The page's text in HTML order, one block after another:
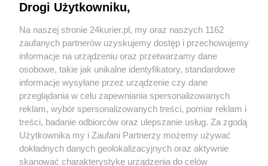
Muzyczny monodram w Książnicy Pomorskiej
Internet dla początkujących w Książnicy
Pomorskiej
POGODA
22℃
Zobacz prognozę na 3 dni
Drogi Użytkowniku,
Na naszej stronie 24kurier.pl, my oraz naszych 1162
zaufanych partnerów uzyskujemy dostęp i przechowujemy
informacje na urządzeniu oraz przetwarzamy dane
osobowe, takie jak unikalne identyfikatory, standardowe
informacje wysyłane przez urządzenie czy dane
przeglądania w celu zapewniania spersonalizowanych
reklam, wybór spersonalizowanych treści, pomiar reklam i
treści, badanie odbiorców oraz ulepszanie usług. Za zgodą
Użytkownika my i Zaufani Partnerzy możemy używać
dokładnych danych geolokalizacyjnych oraz aktywnie
skanować charakterystykę urządzenia do celów